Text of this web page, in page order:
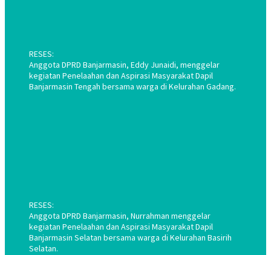
RESES:
Anggota DPRD Banjarmasin, Eddy Junaidi, menggelar
kegiatan Penelaahan dan Aspirasi Masyarakat Dapil
Banjarmasin Tengah bersama warga di Kelurahan Gadang.
RESES:
Anggota DPRD Banjarmasin, Nurrahman menggelar
kegiatan Penelaahan dan Aspirasi Masyarakat Dapil
Banjarmasin Selatan bersama warga di Kelurahan Basirih
Selatan.